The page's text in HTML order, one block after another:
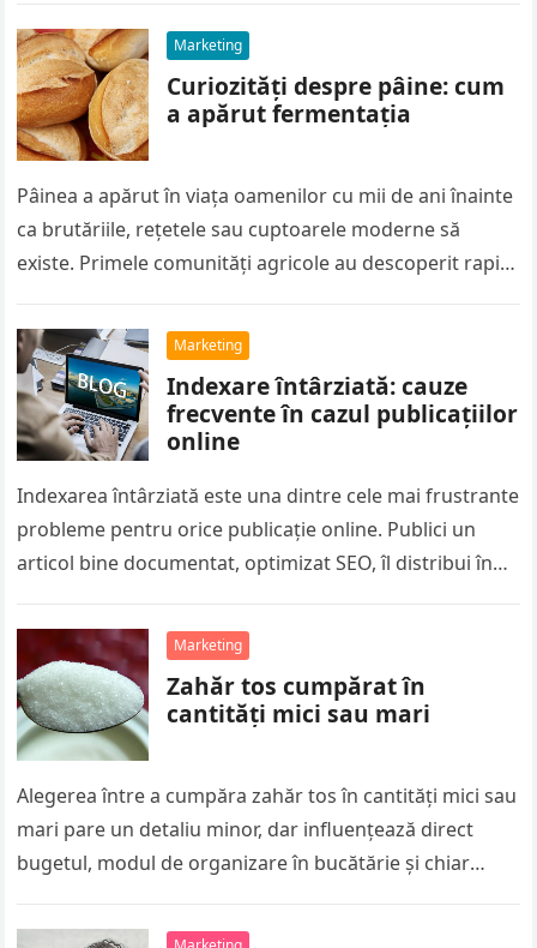
Marketing
Curiozități despre pâine: cum
a apărut fermentația
Pâinea a apărut în viața oamenilor cu mii de ani înainte
ca brutăriile, rețetele sau cuptoarele moderne să
existe. Primele comunități agricole au descoperit rapid
Marketing
Indexare întârziată: cauze
frecvente în cazul publicațiilor
online
Indexarea întârziată este una dintre cele mai frustrante
probleme pentru orice publicație online. Publici un
articol bine documentat, optimizat SEO, îl distribui în
Marketing
Zahăr tos cumpărat în
cantități mici sau mari
Alegerea între a cumpăra zahăr tos în cantități mici sau
mari pare un detaliu minor, dar influențează direct
bugetul, modul de organizare în bucătărie și chiar